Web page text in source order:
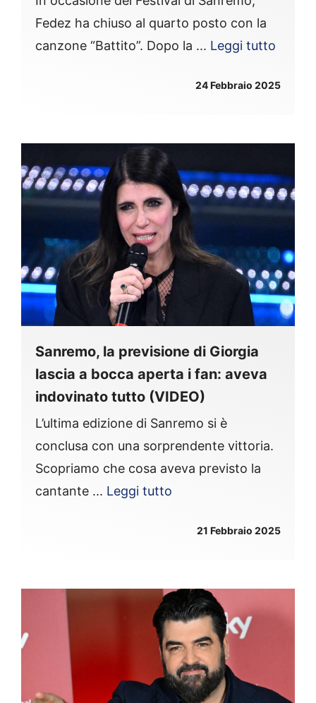
Fedez ha chiuso al quarto posto con la
canzone “Battito”. Dopo la ... Leggi tutto
24 Febbraio 2025
Sanremo, la previsione di Giorgia
lascia a bocca aperta i fan: aveva
indovinato tutto (VIDEO)
L’ultima edizione di Sanremo si è
conclusa con una sorprendente vittoria.
Scopriamo che cosa aveva previsto la
cantante ... Leggi tutto
21 Febbraio 2025